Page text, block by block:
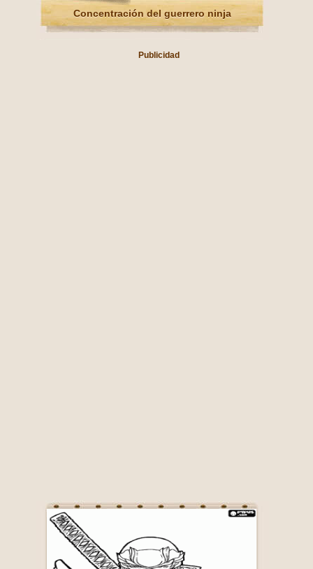
Concentración del guerrero ninja
Publicidad